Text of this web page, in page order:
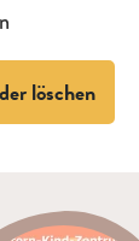
löschen